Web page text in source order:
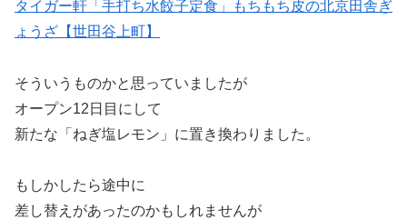
タイガー軒「手打ち水餃子定食」もちもち皮の北京田舎ぎ
ょうざ【世田谷上町】
そういうものかと思っていましたが
オープン12日目にして
新たな「ねぎ塩レモン」に置き換わりました。
もしかしたら途中に
差し替えがあったのかもしれませんが